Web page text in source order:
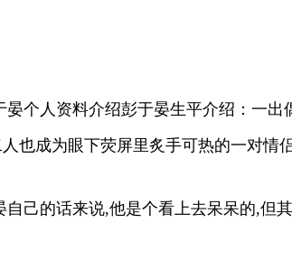
个人资料介绍彭于晏生平介绍：一
也成为眼下荧屏里炙手可热的一对情侣
己的话来说,他是个看上去呆呆的,但